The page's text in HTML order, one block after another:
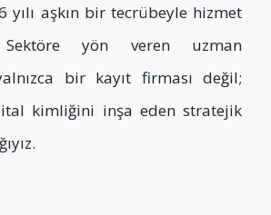
yılı aşkın bir tecrübeyle hizmet
Sektöre yön veren uzman
bir kayıt firması değil;
kimliğini inşa eden stratejik